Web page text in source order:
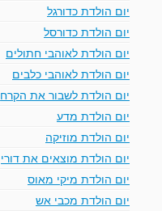
יום הולדת כדורגל
יום הולדת כדורסל
יום הולדת לאוהבי חתולים
יום הולדת לאוהבי כלבים
יום הולדת לשבור את הקרח
יום הולדת מדע
יום הולדת מוזיקה
יום הולדת מוצאים את דורי
יום הולדת מיקי מאוס
יום הולדת מכבי אש